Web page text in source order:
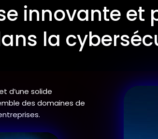
innovante et
la
d’une solide
des domaines de